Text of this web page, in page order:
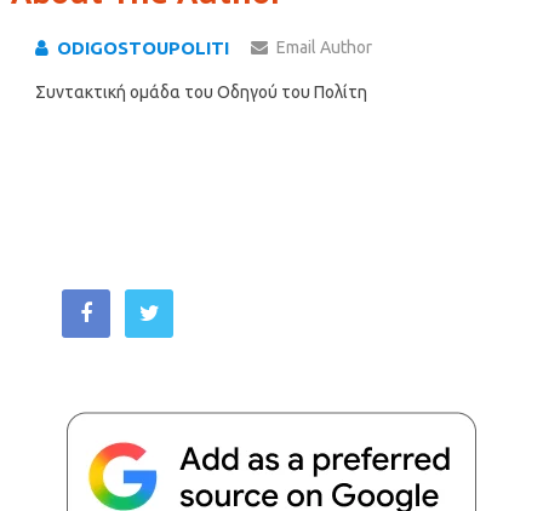
ODIGOSTOUPOLITI Email Author
Συντακτική ομάδα του Οδηγού του Πολίτη